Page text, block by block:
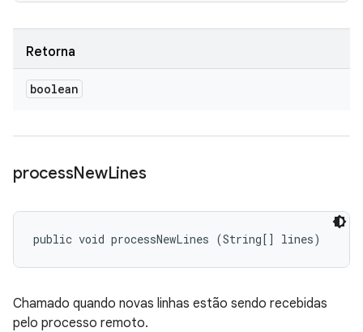
Retorna
boolean
processNewLines
public void processNewLines (String[] lines)
Chamado quando novas linhas estão sendo recebidas
pelo processo remoto.